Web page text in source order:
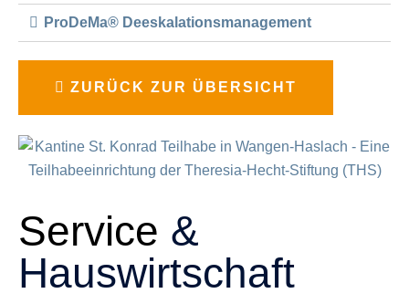
ProDeMa® Deeskalationsmanagement
ZURÜCK ZUR ÜBERSICHT
Service &
Hauswirtschaft